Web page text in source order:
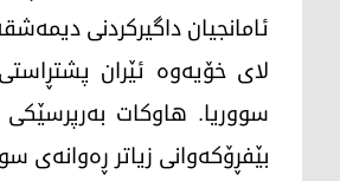
ئامانجیان داگیرکردنی
لای خۆیەوە ئێران
سووریا. هاوکات بەرپرسێکی
بێفڕۆکەوانی زیاتر ڕەوانەی